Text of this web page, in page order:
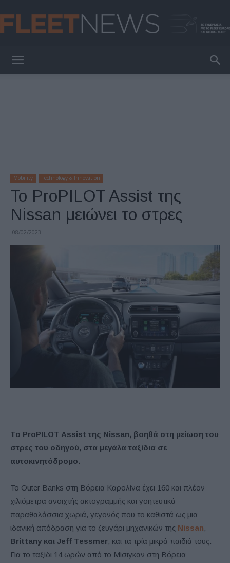
Mobility Technology & Innovation
Το ProPILOT Assist της
Nissan μειώνει το στρες
08/02/2023
Το ProPILOT Assist της Nissan, βοηθά στη μείωση του
στρες του οδηγού, στα μεγάλα ταξίδια σε
αυτοκινητόδρομο.
Το Outer Banks στη Βόρεια Καρολίνα έχει 160 και πλέον
χιλιόμετρα ανοιχτής ακτογραμμής και γοητευτικά
παραθαλάσσια χωριά, γεγονός που το καθιστά ως μια
ιδανική απόδραση για το ζευγάρι μηχανικών της Nissan,
Brittany και Jeff Tessmer, και τα τρία μικρά παιδιά τους.
Για το ταξίδι 14 ωρών από το Μίσιγκαν στη Βόρεια